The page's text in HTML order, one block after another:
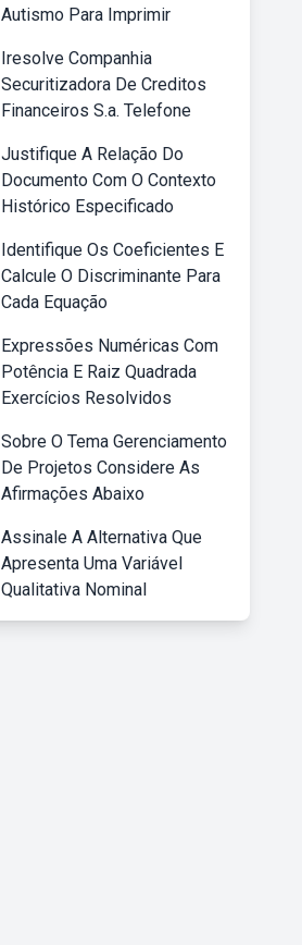
Autismo Para Imprimir
Iresolve Companhia
Securitizadora De Creditos
Financeiros S.a. Telefone
Justifique A Relação Do
Documento Com O Contexto
Histórico Especificado
Identifique Os Coeficientes E
Calcule O Discriminante Para
Cada Equação
Expressões Numéricas Com
Potência E Raiz Quadrada
Exercícios Resolvidos
Sobre O Tema Gerenciamento
De Projetos Considere As
Afirmações Abaixo
Assinale A Alternativa Que
Apresenta Uma Variável
Qualitativa Nominal